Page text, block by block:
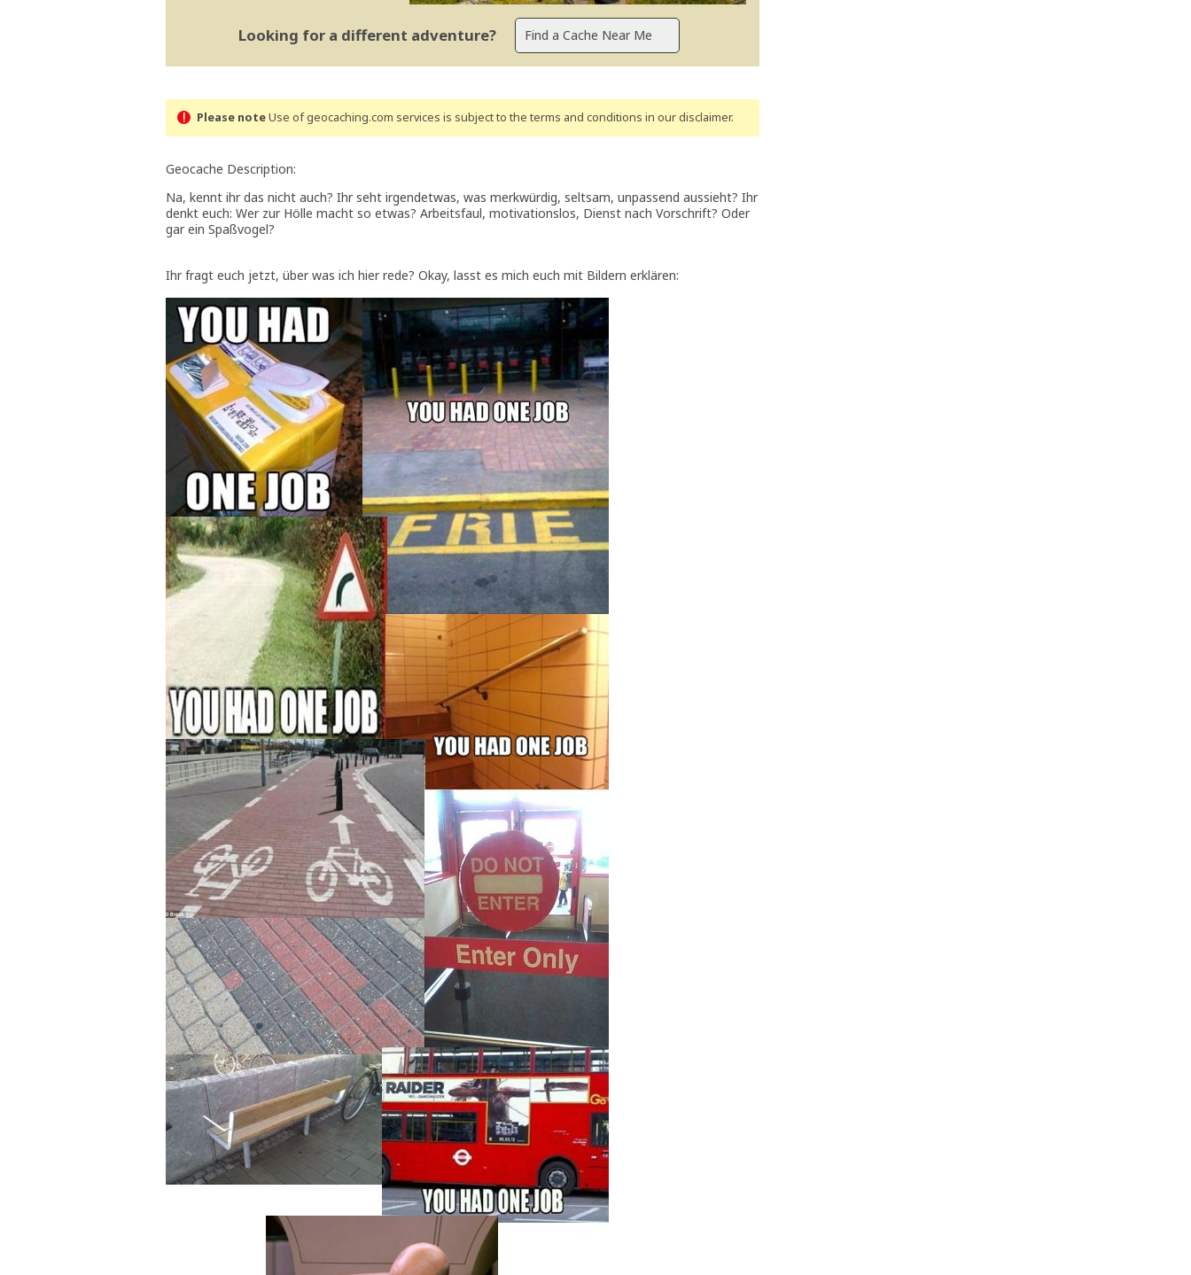
Looking for a different adventure?
Please noteUse of geocaching.com services is subject to the terms and conditions in our disclaimer.
Geocache Description:
Na, kennt ihr das nicht auch? Ihr seht irgendetwas, was merkwürdig, seltsam, unpassend aussieht? Ihr
denkt euch: Wer zur Hölle macht so etwas? Arbeitsfaul, motivationslos, Dienst nach Vorschrift? Oder
gar ein Spaßvogel?
Ihr fragt euch jetzt, über was ich hier rede? Okay, lasst es mich euch mit Bildern erklären: